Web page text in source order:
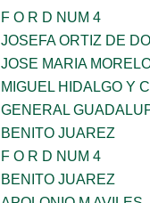
F O R D NUM 4
JOSEFA ORTIZ DE
JOSE MARIA
MIGUEL HIDALGO Y
GENERAL
BENITO JUAREZ
F O R D NUM 4
BENITO JUAREZ